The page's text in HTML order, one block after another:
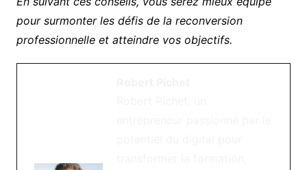
pour surmonter les défis de la reconversion
professionnelle et atteindre vos objectifs.